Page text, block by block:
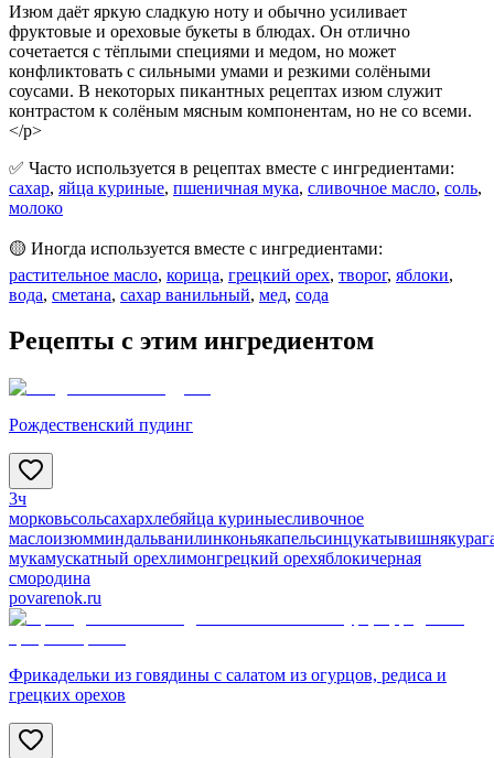
Изюм даёт яркую сладкую ноту и обычно усиливает
фруктовые и ореховые букеты в блюдах. Он отлично
сочетается с тёплыми специями и медом, но может
конфликтовать с сильными умами и резкими солёными
соусами. В некоторых пикантных рецептах изюм служит
контрастом к солёным мясным компонентам, но не со всеми.
</p>
✅ Часто используется в рецептах вместе с ингредиентами:
сахар, яйца куриные, пшеничная мука, сливочное масло, соль,
молоко
🟡 Иногда используется вместе с ингредиентами:
растительное масло, корица, грецкий орех, творог, яблоки,
вода, сметана, сахар ванильный, мед, сода
Рецепты с этим ингредиентом
Рождественский пудинг
3ч
морковьсольсахархлебяйца куриныесливочное
маслоизюмминдальванилинконьякапельсинцукатывишня
мукамускатный орехлимонгрецкий орехяблокичерная
смородина
povarenok.ru
Фрикадельки из говядины с салатом из огурцов, редиса и
грецких орехов